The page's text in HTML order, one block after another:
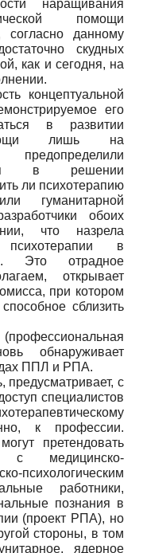
наращивания
помощи
данному
скудных
как и сегодня, на
концептуальной
его
в развитии
лишь на
в решении
ли психотерапию
гуманитарной
обоих
что назрела
психотерапии в
Это отрадное
открывает
при котором
сблизить
обнаруживает
ППЛ и РПА.
предусматривает, с
специалистов
к профессии.
претендовать
с медицинско-
психологическим
работники,
познания в
(проект РПА), но
стороны, в том
ядерное